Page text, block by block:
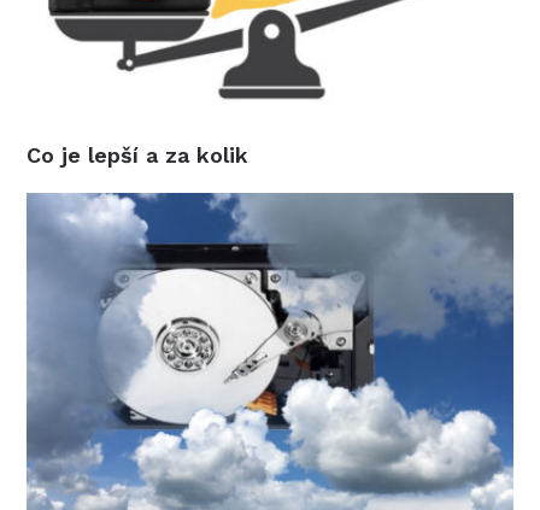
Co je lepší a za kolik